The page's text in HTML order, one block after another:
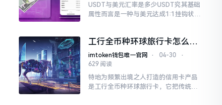
USDT与美元汇率是多少USDT究其基础
属性而言是一种与美元达成1:1挂钩状态
工行全币种环球旅行卡怎么样
境外用卡省心省手续费
imtoken钱包唯一官网 ⋅ 04-30
⋅
629 阅读
特地为频繁出境之人打造的信用卡产品
是工行全币种环球旅行卡，它把传统双